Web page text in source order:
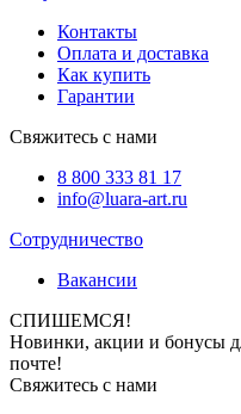
Контакты
Оплата и доставка
Как купить
Гарантии
Свяжитесь с нами
8 800 333 81 17
info@luara-art.ru
Сотрудничество
Вакансии
СПИШЕМСЯ!
Новинки, акции и бонусы
почте!
Свяжитесь с нами